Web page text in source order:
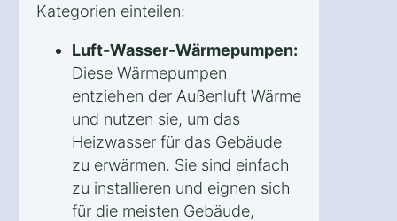
Kategorien einteilen:
Luft-Wasser-Wärmepumpen:
Diese Wärmepumpen
entziehen der Außenluft Wärme
und nutzen sie, um das
Heizwasser für das Gebäude
zu erwärmen. Sie sind einfach
zu installieren und eignen sich
für die meisten Gebäude,